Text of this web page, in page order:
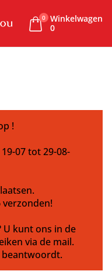
0 Winkelwagen
0
!
07 tot 29-08-
verzonden!
U kunt ons in de
via de mail.